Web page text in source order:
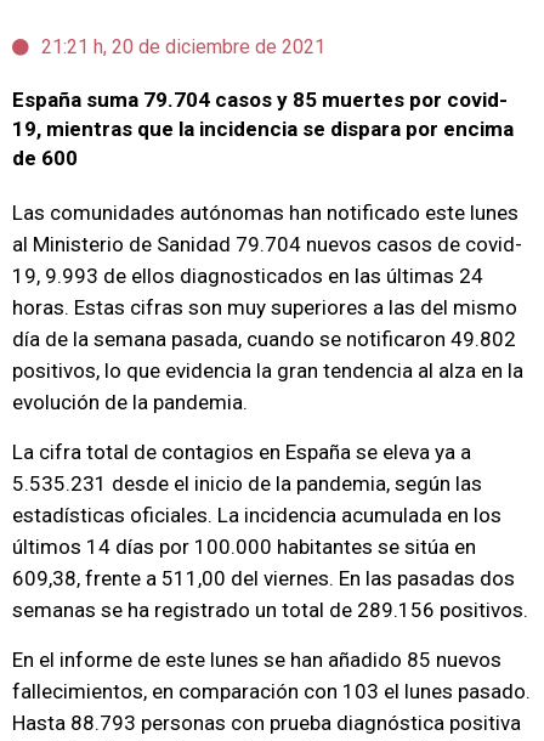
21:21 h, 20 de diciembre de 2021
España suma 79.704 casos y 85 muertes por covid-
19, mientras que la incidencia se dispara por encima
de 600
Las comunidades autónomas han notificado este lunes
al Ministerio de Sanidad 79.704 nuevos casos de covid-
19, 9.993 de ellos diagnosticados en las últimas 24
horas. Estas cifras son muy superiores a las del mismo
día de la semana pasada, cuando se notificaron 49.802
positivos, lo que evidencia la gran tendencia al alza en la
evolución de la pandemia.
La cifra total de contagios en España se eleva ya a
5.535.231 desde el inicio de la pandemia, según las
estadísticas oficiales. La incidencia acumulada en los
últimos 14 días por 100.000 habitantes se sitúa en
609,38, frente a 511,00 del viernes. En las pasadas dos
semanas se ha registrado un total de 289.156 positivos.
En el informe de este lunes se han añadido 85 nuevos
fallecimientos, en comparación con 103 el lunes pasado.
Hasta 88.793 personas con prueba diagnóstica positiva